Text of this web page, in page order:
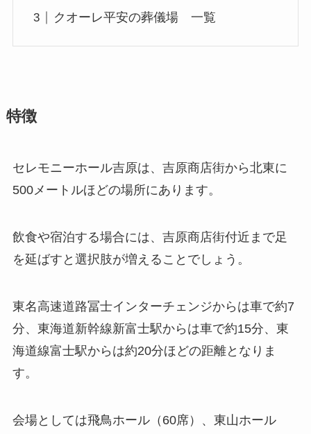
クオーレ平安の葬儀場 一覧
特徴
セレモニーホール吉原は、吉原商店街から北東に
500メートルほどの場所にあります。
飲食や宿泊する場合には、吉原商店街付近まで足
を延ばすと選択肢が増えることでしょう。
東名高速道路冨士インターチェンジからは車で約7
分、東海道新幹線新富士駅からは車で約15分、東
海道線富士駅からは約20分ほどの距離となりま
す。
会場としては飛鳥ホール（60席）、東山ホール